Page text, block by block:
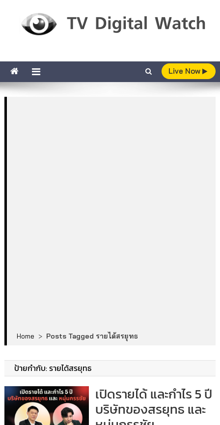
Live Now
Home > Posts Tagged รายได้สรยุทธ
ป้ายกำกับ:รายได้สรยุทธ
เปิดรายได้ และกำไร 5 ปี
บริษัทของสรยุทธ และ